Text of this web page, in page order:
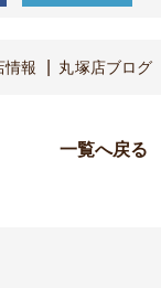
情報 丸塚店ブログ
一覧へ戻る